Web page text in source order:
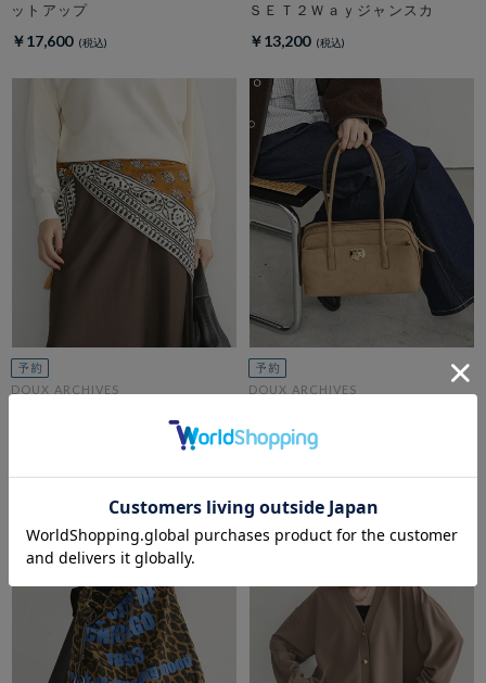
ットアップ
￥17,600
ＳＥＴ２Ｗａｙジャンスカ
￥13,200
DOUX ARCHIVES DOUX ARCHIVES
boston S